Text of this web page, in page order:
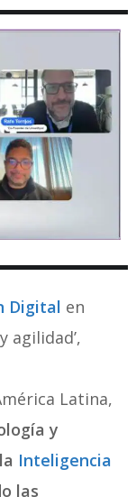
Digital en
agilidad’,
Latina,
y
Inteligencia
las